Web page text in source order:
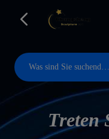
Treten